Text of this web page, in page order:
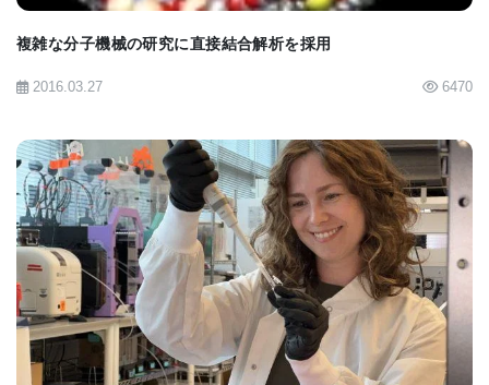
データをクリック一つで解析できるユーザーフレン
ドリーな設計となっています。
開発できなかったでしょう。ここでは、生物学者が
コンピュータ科学者と簡単に連携し、全科学コミュ
ニティに役立つツールを開発することができます」
とリー博士は語ります。「化学生物学やプロテオミ
クスの知識がなくても利用できる方法を提供するこ
とで、より多くの研究者が私たちの手法を活用し、
生物学的発見に集中できる環境を整えることを目指
複雑な分子機械の研究に直接結合解析を採用
2016.03.27 6470
BIOMARKET JP